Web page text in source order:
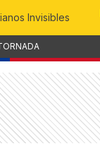
Invisibles